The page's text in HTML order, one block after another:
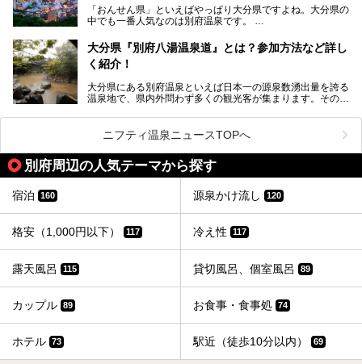
な市営温泉をまとめました。
Let’s go to Hell !
「おんせん県」といえばやっぱり大分県ですよね。大分県の
中でも一番人気なのは別府温泉です。
中いても飽きません。
普通に温泉に浸かる以外にも、別府地獄巡りや砂湯などは有
名ですよね。
別府温泉は共同湯も多く、家庭やマンションにも温泉を引い
ている所もあります。
あるんです。
これを読んで別府温泉巡りの参考になればと思います。
大分県『別府八湯温泉道』とは？参加方法など詳し
く紹介！
大分県にある別府温泉といえば日本一の源泉数湧出量を誇る
温泉地で、県内外問わず多くの観光客が集まります。その別
八湯温泉道とは別府八湯を巡る体験型イベントで、施設を回
って88ヶ所のスタンプを集めて温泉名人の認定を目指すと
いうものです。
別府には朝早くから夜遅くまでやっている地元に根付いた銭
湯や、日帰りのみの大きな施設など様々な形態の温泉があり
ます。泉質も数多くなるので、好きな温泉から巡って温泉名
人を目指してみてはいかがでしょうか？
ニフティ温泉ニュースTOPへ
別府周辺の人気テーマから探す
宿泊 160 源泉かけ流し 120
格安（1,000円以下） 117 冷え性 117
露天風呂 115 貸切風呂、個室風呂 89
カップル 89 お食事・食事処 74
ホテル 73 駅近（徒歩10分以内） 69